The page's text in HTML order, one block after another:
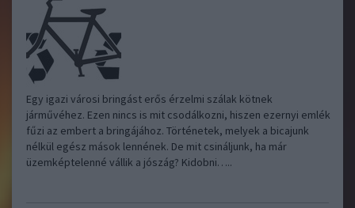
Egy igazi városi bringást erős érzelmi szálak kötnek
járművéhez. Ezen nincs is mit csodálkozni, hiszen ezernyi emlék
fűzi az embert a bringájához. Történetek, melyek a bicajunk
nélkül egész mások lennének. De mit csináljunk, ha már
üzemképtelenné vállik a jószág? Kidobni…..